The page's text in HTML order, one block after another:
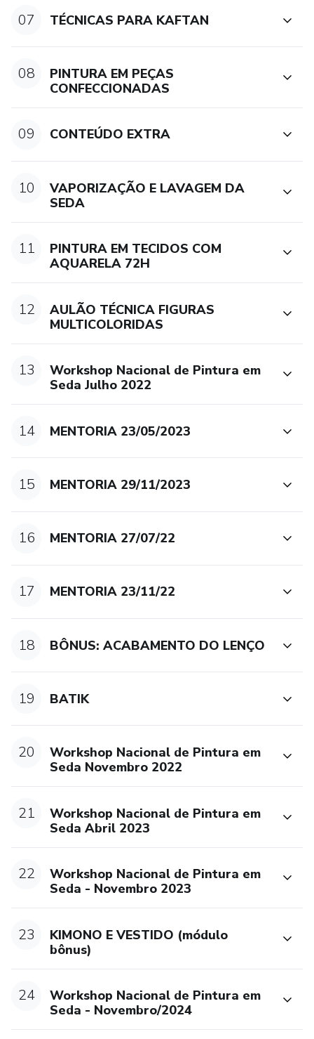
07 TÉCNICAS PARA KAFTAN
08
PINTURA EM PEÇAS
CONFECCIONADAS
09 CONTEÚDO EXTRA
10
VAPORIZAÇÃO E LAVAGEM DA
SEDA
11
PINTURA EM TECIDOS COM
AQUARELA 72H
12
AULÃO TÉCNICA FIGURAS
MULTICOLORIDAS
13
Workshop Nacional de Pintura em
Seda Julho 2022
14 MENTORIA 23/05/2023
15 MENTORIA 29/11/2023
16 MENTORIA 27/07/22
17 MENTORIA 23/11/22
18 BÔNUS: ACABAMENTO DO LENÇO
19 BATIK
20
Workshop Nacional de Pintura em
Seda Novembro 2022
21
Workshop Nacional de Pintura em
Seda Abril 2023
22
Workshop Nacional de Pintura em
Seda - Novembro 2023
23
KIMONO E VESTIDO (módulo
bônus)
24
Workshop Nacional de Pintura em
Seda - Novembro/2024